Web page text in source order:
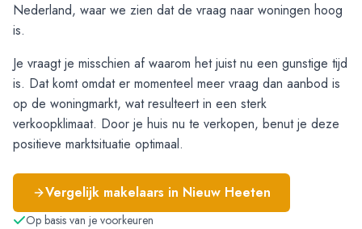
Nederland, waar we zien dat de vraag naar woningen hoog
is.
Je vraagt je misschien af waarom het juist nu een gunstige tijd
is. Dat komt omdat er momenteel meer vraag dan aanbod is
op de woningmarkt, wat resulteert in een sterk
verkoopklimaat. Door je huis nu te verkopen, benut je deze
positieve marktsituatie optimaal.
Vergelijk makelaars in Nieuw Heeten
Op basis van je voorkeuren